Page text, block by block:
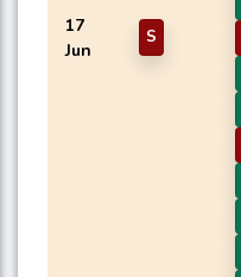
17
Jun
S